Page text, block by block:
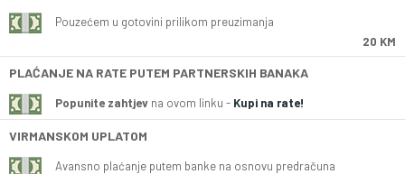
Pouzećem u gotovini prilikom preuzimanja
20 KM
PLAĆANJE NA RATE PUTEM PARTNERSKIH BANAKA
Popunite zahtjev na ovom linku - Kupi na rate!
VIRMANSKOM UPLATOM
Avansno plaćanje putem banke na osnovu predračuna